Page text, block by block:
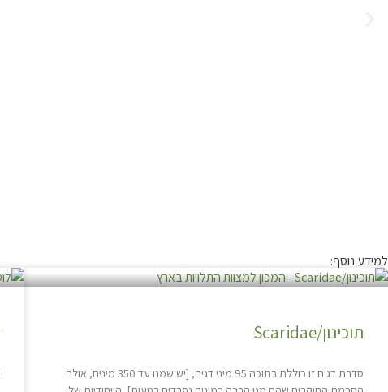
למידע נוסף:
תוכינון/Scaridae
סדרת דגים זו כוללת בתוכה 95 מיני דגים, [יש שמנו עד 350 מינים, אולם